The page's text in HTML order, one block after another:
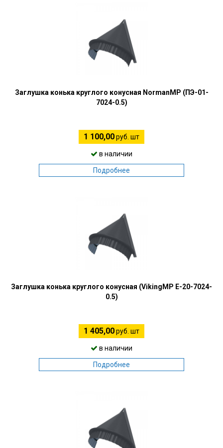
Заглушка конька круглого конусная NormanMP (ПЭ-01-
7024-0.5)
1 100,00руб. шт
в наличии
Подробнее
Заглушка конька круглого конусная (VikingMP E-20-7024-
0.5)
1 405,00руб. шт
в наличии
Подробнее